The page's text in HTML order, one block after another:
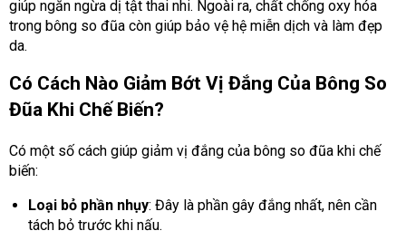
giúp ngăn ngừa dị tật thai nhi. Ngoài ra, chất chống oxy hóa
trong bông so đũa còn giúp bảo vệ hệ miễn dịch và làm đẹp
da.
Có Cách Nào Giảm Bớt Vị Đắng Của Bông So
Đũa Khi Chế Biến?
Có một số cách giúp giảm vị đắng của bông so đũa khi chế
biến:
Loại bỏ phần nhụy: Đây là phần gây đắng nhất, nên cần
tách bỏ trước khi nấu.